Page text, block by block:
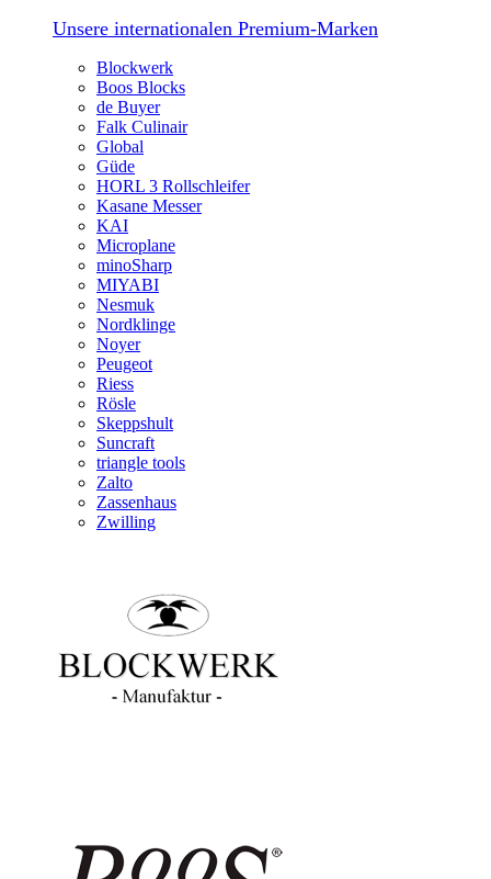
Unsere internationalen Premium-Marken
Blockwerk
Boos Blocks
de Buyer
Falk Culinair
Global
Güde
HORL 3 Rollschleifer
Kasane Messer
KAI
Microplane
minoSharp
MIYABI
Nesmuk
Nordklinge
Noyer
Peugeot
Riess
Rösle
Skeppshult
Suncraft
triangle tools
Zalto
Zassenhaus
Zwilling